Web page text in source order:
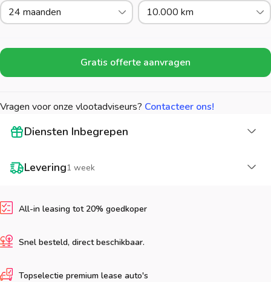
24 maanden
10.000 km
Gratis offerte aanvragen
Vragen voor onze vlootadviseurs? Contacteer ons!
Diensten Inbegrepen
Levering1 week
All-in leasing tot 20% goedkoper
Snel besteld, direct beschikbaar.
Topselectie premium lease auto's